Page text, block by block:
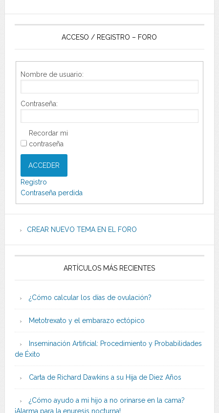
ACCESO / REGISTRO – FORO
Nombre de usuario:
Contraseña:
Recordar mi
contraseña
ACCEDER
Registro
Contraseña perdida
CREAR NUEVO TEMA EN EL FORO
ARTÍCULOS MÁS RECIENTES
¿Cómo calcular los días de ovulación?
Metotrexato y el embarazo ectópico
Inseminación Artificial: Procedimiento y Probabilidades
de Éxito
Carta de Richard Dawkins a su Hija de Diez Años
¿Cómo ayudo a mi hijo a no orinarse en la cama?
¡Alarma para la enuresis nocturna!